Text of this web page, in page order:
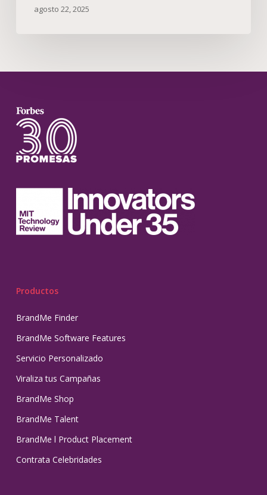
agosto 22, 2025
Productos
BrandMe Finder
BrandMe Software Features
Servicio Personalizado
Viraliza tus Campañas
BrandMe Shop
BrandMe Talent
BrandMe l Product Placement
Contrata Celebridades